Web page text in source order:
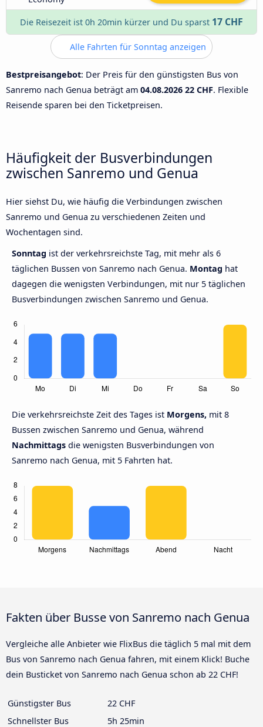
Die Reisezeit ist 0h 20min kürzer und Du sparst 17 CHF
Alle Fahrten für Sonntag anzeigen
Bestpreisangebot: Der Preis für den günstigsten Bus von
Sanremo nach Genua beträgt am 04.08.2026 22 CHF. Flexible
Reisende sparen bei den Ticketpreisen.
Häufigkeit der Busverbindungen
zwischen Sanremo und Genua
Hier siehst Du, wie häufig die Verbindungen zwischen
Sanremo und Genua zu verschiedenen Zeiten und
Wochentagen sind.
Sonntag ist der verkehrsreichste Tag, mit mehr als 6
täglichen Bussen von Sanremo nach Genua. Montag hat
dagegen die wenigsten Verbindungen, mit nur 5 täglichen
Busverbindungen zwischen Sanremo und Genua.
Die verkehrsreichste Zeit des Tages ist Morgens, mit 8
Bussen zwischen Sanremo und Genua, während
Nachmittags die wenigsten Busverbindungen von
Sanremo nach Genua, mit 5 Fahrten hat.
Fakten über Busse von Sanremo nach Genua
Vergleiche alle Anbieter wie FlixBus die täglich 5 mal mit dem
Bus von Sanremo nach Genua fahren, mit einem Klick! Buche
dein Busticket von Sanremo nach Genua schon ab 22 CHF!
Günstigster Bus
22 CHF
Schnellster Bus
5h 25min